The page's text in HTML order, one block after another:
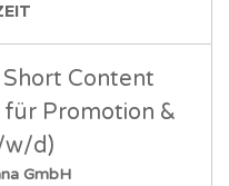
Content
für Promotion &
w/d)
GmbH